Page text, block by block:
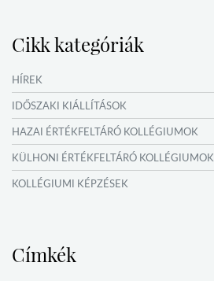
Cikk kategóriák
HÍREK
IDŐSZAKI KIÁLLÍTÁSOK
HAZAI ÉRTÉKFELTÁRÓ KOLLÉGIUMOK
KÜLHONI ÉRTÉKFELTÁRÓ KOLLÉGIUMOK
KOLLÉGIUMI KÉPZÉSEK
NYÁRI TÁBOROK
Címkék